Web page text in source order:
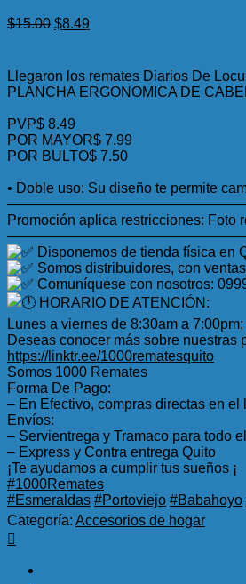
$15.00 El
era:
$15.00.
$8.49
es:
$8.49.
Llegaron los remates Diarios De
PLANCHA ERGONOMICA DE
PVP$ 8.49
POR MAYOR$ 7.99
POR BULTO$ 7.50
• Doble uso: Su diseño te permite
Promoción aplica restricciones: Foto
Disponemos de tienda física en
Somos distribuidores, con
Comuníquese con nosotros:
HORARIO DE ATENCIÓN:
Lunes a viernes de 8:30am a
Deseas conocer más sobre nuestras
https://linktr.ee/1000rematesquito
Somos 1000 Remates
Forma De Pago:
– En Efectivo, compras directas en el
Envíos:
– Servientrega y Tramaco para todo
– Express y Contra entrega Quito
¡Te ayudamos a cumplir tus sueños ¡
#1000Remates
#Esmeraldas #Portoviejo #Babahoyo
Categoría: Accesorios de hogar